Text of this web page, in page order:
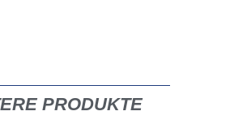
PRODUKTE